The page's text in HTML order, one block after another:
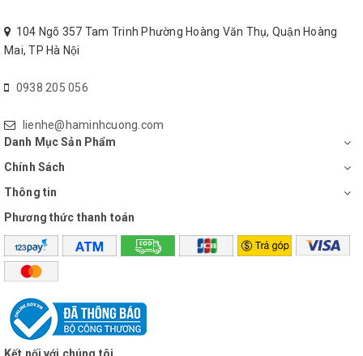
104 Ngõ 357 Tam Trinh Phường Hoàng Văn Thụ, Quận Hoàng
Mai, TP Hà Nội
0938 205 056
lienhe@haminhcuong.com
Danh Mục Sản Phẩm
Chính Sách
Thông tin
Phương thức thanh toán
Kết nối với chúng tôi